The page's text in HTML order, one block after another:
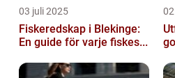
03 juli 2025
Fiskeredskap i Blekinge:
En guide för varje fiskes...